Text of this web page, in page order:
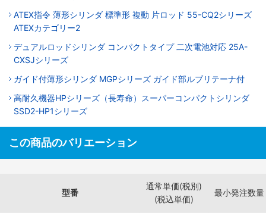
ATEX指令 薄形シリンダ 標準形 複動 片ロッド 55-CQ2シリーズ
ATEXカテゴリー2
デュアルロッドシリンダ コンパクトタイプ 二次電池対応 25A-
CXSJシリーズ
ガイド付薄形シリンダ MGPシリーズ ガイド部ルブリテーナ付
高耐久機器HPシリーズ（長寿命）スーパーコンパクトシリンダ
SSD2-HP1シリーズ
この商品のバリエーション
型番
通常単価(税別)
(税込単価)
最小発注数量